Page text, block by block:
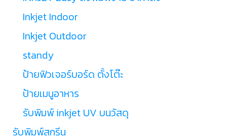
Inkjet Indoor
Inkjet Outdoor
standy
ป้ายฟิวเจอร์บอร์ด ตั้งโต๊ะ
ป้ายเมนูอาหาร
รับพิมพ์ inkjet UV บนวัสดุ
รับพิมพ์สกรีน